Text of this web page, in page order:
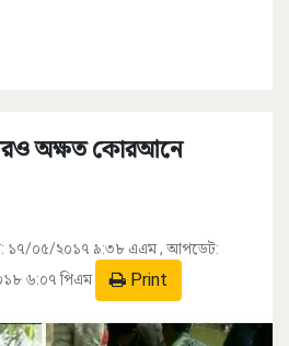
অক্ষত কোরআনে
১৭/০৫/২০১৭ ৯:৩৮ এএম, আপডেট:
৬:০৭ পিএম
Print